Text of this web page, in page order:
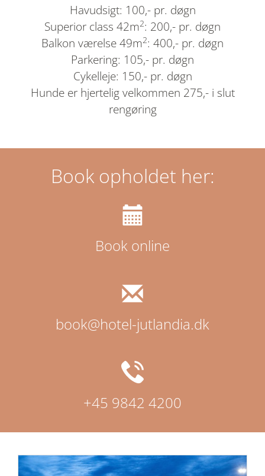
Havudsigt: 100,- pr. døgn
Superior class 42m2: 200,- pr. døgn
Balkon værelse 49m2: 400,- pr. døgn
Parkering: 105,- pr. døgn
Cykelleje: 150,- pr. døgn
Hunde er hjertelig velkommen 275,- i slut
rengøring
Book opholdet her:
Book online
book@hotel-jutlandia.dk
+45 9842 4200